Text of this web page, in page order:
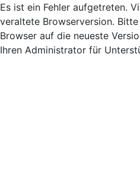
Es ist ein Fehler aufgetreten.
veraltete Browserversion.
Browser auf die neueste
Ihren Administrator für